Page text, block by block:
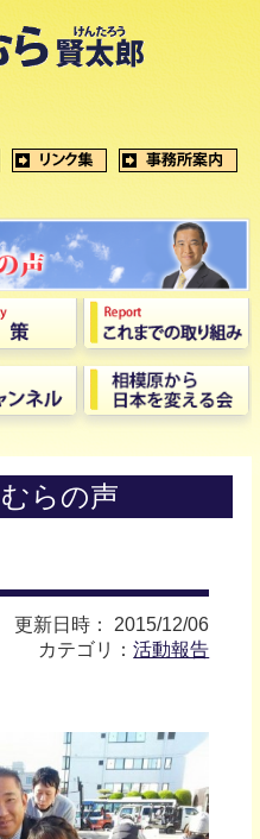
らの声
更新日時： 2015/12/06
カテゴリ：活動報告